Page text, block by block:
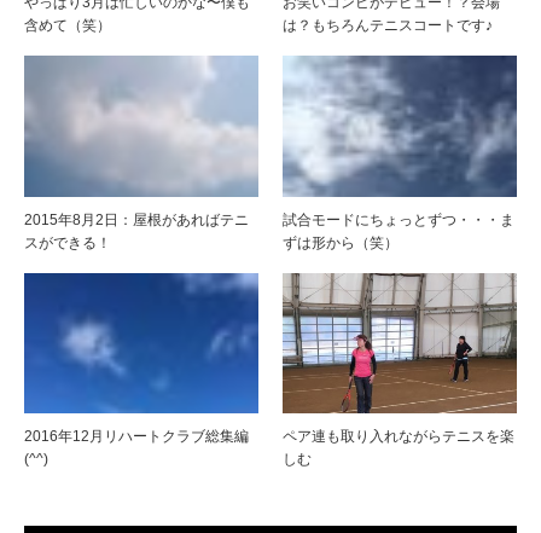
含めて（笑）
は？もちろんテニスコートです♪
2015年8月2日：屋根があればテニ
スができる！
試合モードにちょっとずつ・・・ま
ずは形から（笑）
2016年12月リハートクラブ総集編
(^^)
ペア連も取り入れながらテニスを楽
しむ